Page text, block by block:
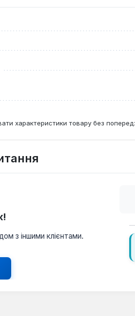
характеристики товару без
з іншими клієнтами.